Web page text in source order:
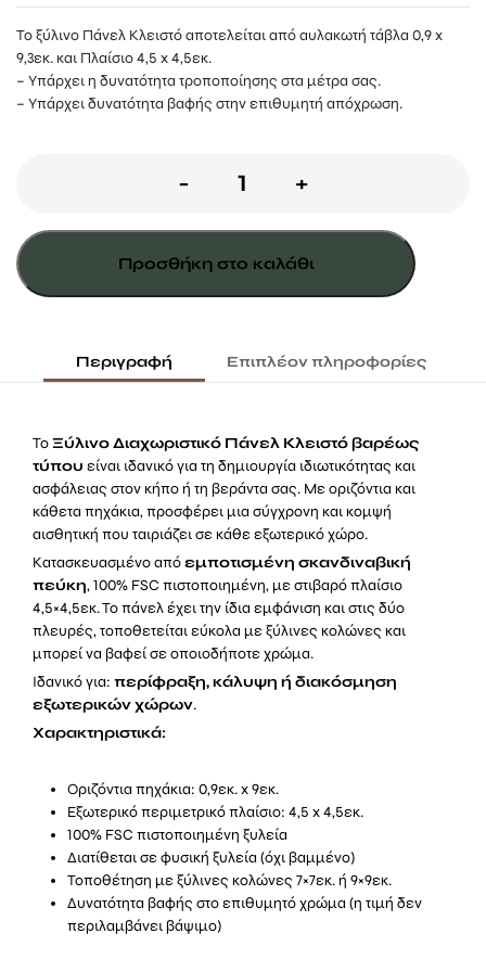
Το ξύλινο Πάνελ Κλειστό αποτελείται από αυλακωτή τάβλα 0,9 x
9,3εκ. και Πλαίσιο 4,5 x 4,5εκ.
– Υπάρχει η δυνατότητα τροποποίησης στα μέτρα σας.
– Υπάρχει δυνατότητα βαφής στην επιθυμητή απόχρωση.
-
Ξύλινο
Κήπου
Πάνελ
120
180εκ.
ποσότητα
+
Προσθήκη στο καλάθι
Περιγραφή Επιπλέον πληροφορίες
ΤοΞύλινο Διαχωριστικό Πάνελ Κλειστό βαρέως
τύπου είναι ιδανικό για τη δημιουργία ιδιωτικότητας και
ασφάλειας στον κήπο ή τη βεράντα σας. Με οριζόντια και
κάθετα πηχάκια, προσφέρει μια σύγχρονη και κομψή
αισθητική που ταιριάζει σε κάθε εξωτερικό χώρο.
Κατασκευασμένο απόεμποτισμένη σκανδιναβική
πεύκη, 100% FSC πιστοποιημένη, με στιβαρό πλαίσιο
4,5×4,5εκ. Το πάνελ έχει την ίδια εμφάνιση και στις δύο
πλευρές, τοποθετείται εύκολα με ξύλινες κολώνες και
μπορεί να βαφεί σε οποιοδήποτε χρώμα.
Ιδανικό για: περίφραξη, κάλυψη ή διακόσμηση
εξωτερικών χώρων.
Χαρακτηριστικά:
Οριζόντια πηχάκια: 0,9εκ. x 9εκ.
Εξωτερικό περιμετρικό πλαίσιο: 4,5 x 4,5εκ.
100% FSC πιστοποιημένη ξυλεία
Διατίθεται σε φυσική ξυλεία (όχι βαμμένο)
Τοποθέτηση με ξύλινες κολώνες 7×7εκ. ή 9×9εκ.
Δυνατότητα βαφής στο επιθυμητό χρώμα (η τιμή δεν
περιλαμβάνει βάψιμο)